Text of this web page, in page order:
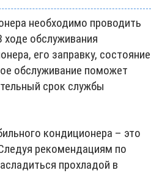
необходимо проводить
ходе обслуживания
его заправку, состояние
обслуживание поможет
срок службы
кондиционера – это
рекомендациям по
прохладой в